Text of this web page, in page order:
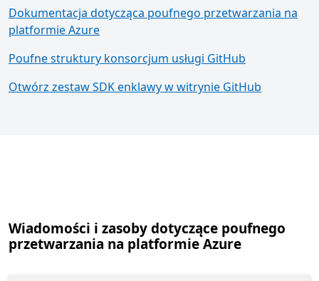
Dokumentacja dotycząca poufnego przetwarzania na
platformie Azure
Poufne struktury konsorcjum usługi GitHub
Otwórz zestaw SDK enklawy w witrynie GitHub
Wiadomości i zasoby dotyczące poufnego
przetwarzania na platformie Azure